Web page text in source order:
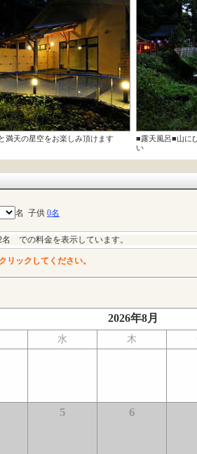
満天の星空をお楽しみ頂けます
■露天風呂■山に
い
名 子供 0名
での料金を表示しています。
リックしてください。
2026年8月
水 木
5 6